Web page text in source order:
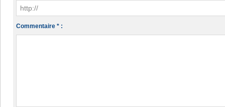
Commentaire * :